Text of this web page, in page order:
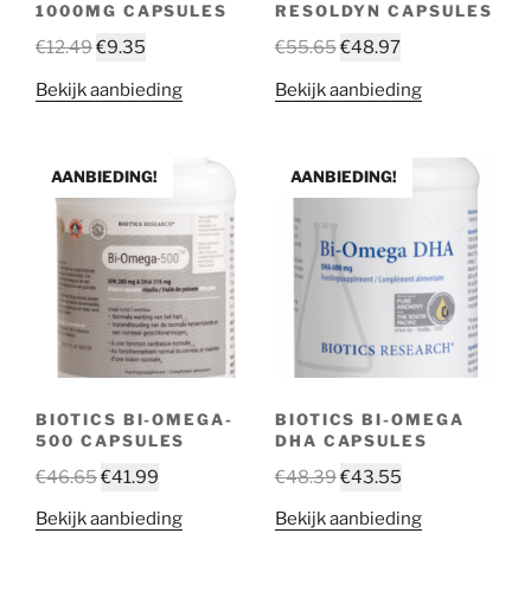
1000MG CAPSULES
€12.49€9.35
Bekijk aanbieding
RESOLDYN CAPSULES
€55.65€48.97
Bekijk aanbieding
AANBIEDING!
BIOTICS BI-OMEGA-
500 CAPSULES
€46.65€41.99
Bekijk aanbieding
AANBIEDING!
BIOTICS BI-OMEGA
DHA CAPSULES
€48.39€43.55
Bekijk aanbieding